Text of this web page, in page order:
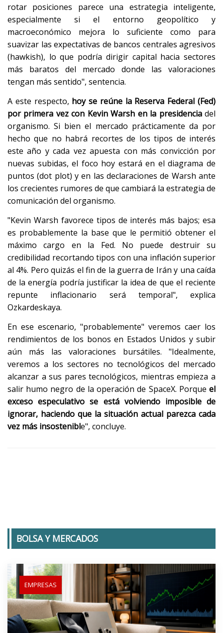
rotar posiciones parece una estrategia inteligente,
especialmente si el entorno geopolítico y
macroeconómico mejora lo suficiente como para
suavizar las expectativas de bancos centrales agresivos
(hawkish), lo que podría dirigir capital hacia sectores
más baratos del mercado donde las valoraciones
tengan más sentido", sentencia.
A este respecto, hoy se reúne la Reserva Federal (Fed)
por primera vez con Kevin Warsh en la presidenciadel
organismo. Si bien el mercado prácticamente da por
hecho que no habrá recortes de los tipos de interés
este año y cada vez apuesta con más convicción por
nuevas subidas, el foco hoy estará en el diagrama de
puntos (dot plot) y en las declaraciones de Warsh ante
los crecientes rumores de que cambiará la estrategia de
comunicación del organismo.
"Kevin Warsh favorece tipos de interés más bajos; esa
es probablemente la base que le permitió obtener el
máximo cargo en la Fed. No puede destruir su
credibilidad recortando tipos con una inflación superior
al 4%. Pero quizás el fin de la guerra de Irán y una caída
de la energía podría justificar la idea de que el reciente
repunte inflacionario será temporal", explica
Ozkardeskaya.
En ese escenario, "probablemente" veremos caer los
rendimientos de los bonos en Estados Unidos y subir
aún más las valoraciones bursátiles. "Idealmente,
veremos a los sectores no tecnológicos del mercado
alcanzar a sus pares tecnológicos, mientras empieza a
salir humo negro de la operación de SpaceX. Porque el
exceso especulativo se está volviendo imposible de
ignorar, haciendo que la situación actual parezca cada
vez más insostenible", concluye.
BOLSA Y MERCADOS
EMPRESAS